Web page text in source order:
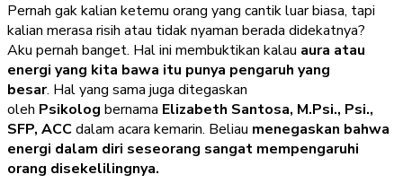
Pernah gak kalian ketemu orang yang cantik luar biasa, tapi
kalian merasa risih atau tidak nyaman berada didekatnya?
Aku pernah banget. Hal ini membuktikan kalau aura atau
energi yang kita bawa itu punya pengaruh yang
besar. Hal yang sama juga ditegaskan
oleh Psikolog bernama Elizabeth Santosa, M.Psi., Psi.,
SFP, ACCdalam acara kemarin. Beliau menegaskan bahwa
energi dalam diri seseorang sangat mempengaruhi
orang disekelilingnya.